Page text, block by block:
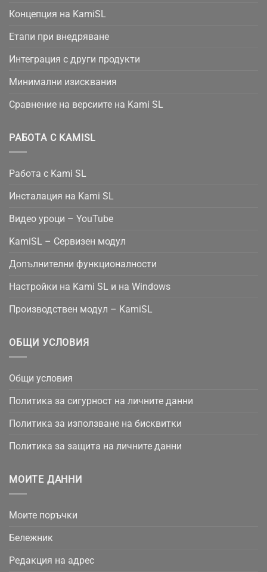
Концепция на KamiSL
Етапи при внедряване
Интеграция с други продукти
Минимални изисквания
Сравнение на версиите на Kami SL
РАБОТА С KAMISL
Работа с Kami SL
Инсталация на Kami SL
Видео уроци – YouTube
KamiSL – Сервизен модул
Допълнителни функционалности
Настройки на Kami SL и на Windows
Производствен модул – KamiSL
ОБЩИ УСЛОВИЯ
Общи условия
Политика за сигурност на личните данни
Политика за използване на бисквитки
Политика за защита на личните данни
МОИТЕ ДАННИ
Моите поръчки
Бележник
Редакция на адрес